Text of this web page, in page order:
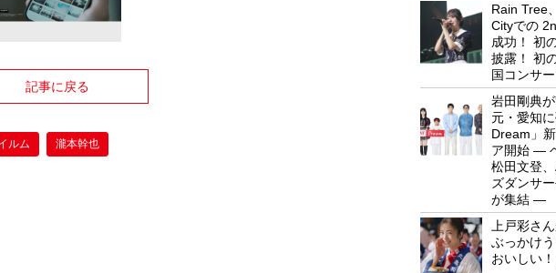
記事に戻る
ルム 瀧本幹也
Rain Tree
Cityでの
成功！ 初
披露！ 初
国コンサ
岩田剛典
元・愛知
Dream」
ア開始 ―
松田文登
ズダンサ
が集結 ―
上戸彩さ
ぶっかけ
おいしい！